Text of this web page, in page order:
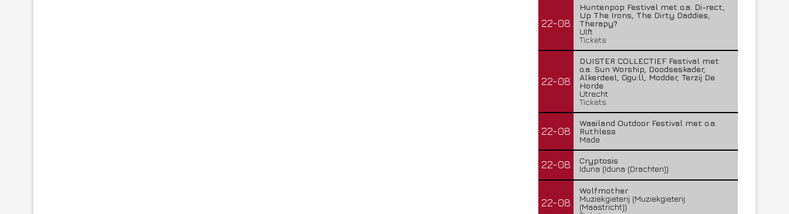
22-08
Huntenpop Festival met o.a. Di-rect,
Up The Irons, The Dirty Daddies,
Therapy?
Ulft
Tickets
22-08
DUISTER COLLECTIEF Festival met
o.a. Sun Worship, Doodseskader,
Alkerdeel, Ggu:ll, Modder, Terzij De
Horde
Utrecht
Tickets
22-08
Waailand Outdoor Festival met o.a.
Ruthless
Made
22-08
Cryptosis
Iduna (Iduna (Drachten))
22-08
Wolfmother
Muziekgieterij (Muziekgieterij
(Maastricht))